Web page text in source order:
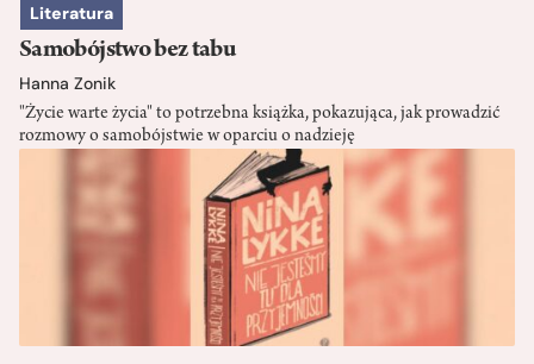
Literatura
Samobójstwo bez tabu
Hanna Zonik
"Życie warte życia" to potrzebna książka, pokazująca, jak prowadzić
rozmowy o samobójstwie w oparciu o nadzieję